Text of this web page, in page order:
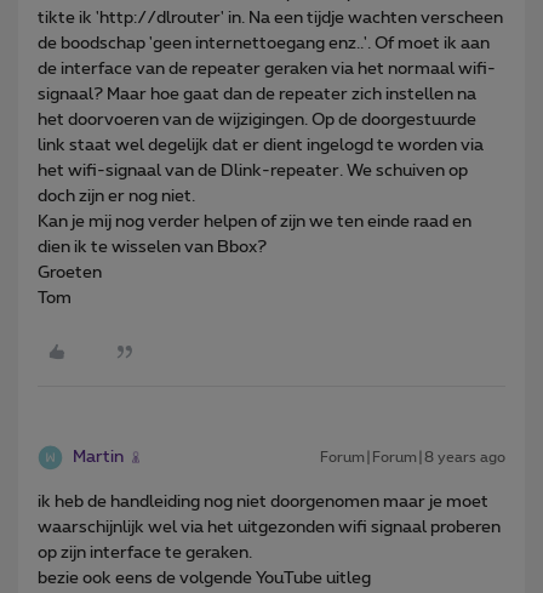
tikte ik 'http://dlrouter' in. Na een tijdje wachten verscheen
de boodschap 'geen internettoegang enz..'. Of moet ik aan
de interface van de repeater geraken via het normaal wifi-
signaal? Maar hoe gaat dan de repeater zich instellen na
het doorvoeren van de wijzigingen. Op de doorgestuurde
link staat wel degelijk dat er dient ingelogd te worden via
het wifi-signaal van de Dlink-repeater. We schuiven op
doch zijn er nog niet.
Kan je mij nog verder helpen of zijn we ten einde raad en
dien ik te wisselen van Bbox?
Groeten
Tom
Martin Forum|Forum|8 years ago
ik heb de handleiding nog niet doorgenomen maar je moet
waarschijnlijk wel via het uitgezonden wifi signaal proberen
op zijn interface te geraken.
bezie ook eens de volgende YouTube uitleg